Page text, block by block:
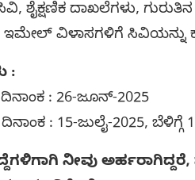
ಶೈಕ್ಷಣಿಕ ದಾಖಲೆಗಳು,
ಇಮೇಲ್ ವಿಳಾಸಗಳಿಗೆ ಸಿವಿಯನ್ನು
:
: 26-ಜೂನ್-2025
: 15-ಜುಲೈ-2025, ಬೆಳಿಗ್ಗೆ
ನೀವು